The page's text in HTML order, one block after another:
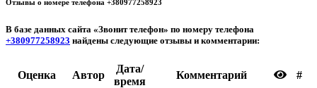
Отзывы о номере телефона +380977258923
В базе данных сайта «Звонит телефон» по номеру телефона
+380977258923 найдены следующие отзывы и комментарии:
Oценка Автор
Дата/
время
Комментарий #